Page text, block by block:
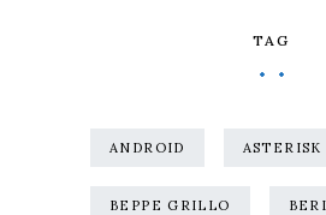
TAG
ANDROID ASTERISK
BEPPE GRILLO